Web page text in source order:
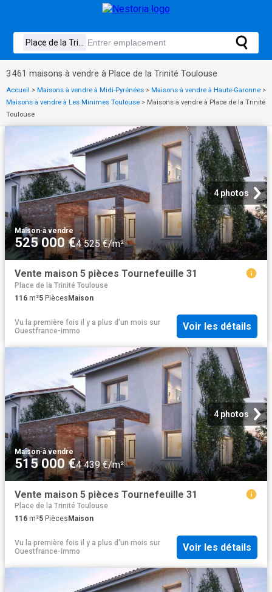
3 461 maisons à vendre à Place de la Trinité Toulouse
Accueil > Maisons à vendre à Midi-Pyrénées > Maisons à vendre à Haute-Garonne >
Maisons à vendre à Les Minimes Toulouse > Maisons à vendre à Place de la Trinité
Toulouse
4 photos
Maison·à vendre
525 000 €4 525 €/m²
Vente maison 5 pièces Tournefeuille 31
Place de la Trinité Toulouse
116 m²5 PiècesMaison
Vu la première fois il y a plus d'un mois sur
Ouestfrance-immo
Voir les détails
4 photos
Maison·à vendre
515 000 €4 439 €/m²
Vente maison 5 pièces Tournefeuille 31
Place de la Trinité Toulouse
116 m²5 Pièces Maison
Vu la première fois il y a plus d'un mois sur
Ouestfrance-immo
Voir les détails